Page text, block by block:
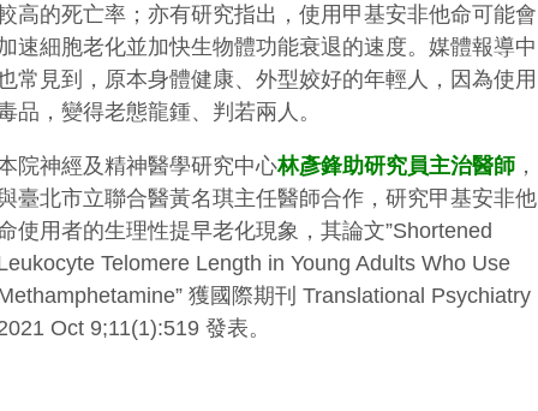
高的死亡率；亦有研究指出，使用甲基安非他命可能會
速細胞老化並加快生物體功能衰退的速度。媒體報導中
常見到，原本身體健康、外型姣好的年輕人，因為使用
品，變得老態龍鍾、判若兩人。
院神經及精神醫學研究中心林彥鋒助研究員主治醫師 ，
臺北市立聯合醫黃名琪主任醫師合作，研究甲基安非他
使用者的生理性提早老化現象，其論文”Shortened
Telomere Length in Young Adults Who Use
獲國際期刊 Translational Psychiatry
Oct 9;11(1):519 發表。